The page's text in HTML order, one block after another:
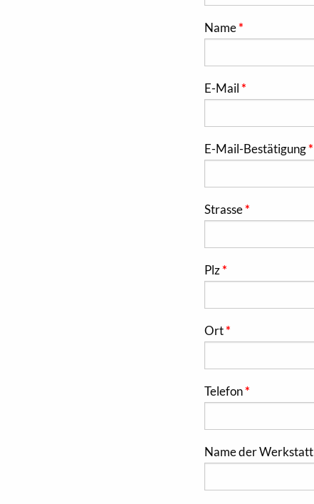
Name
E-Mail
E-Mail-Bestätigung
Strasse
Plz
Ort
Telefon
Name der Werkstatt